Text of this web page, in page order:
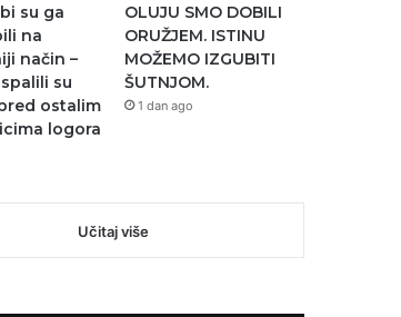
su ga
na
način –
su
ostalim
logora
OLUJU SMO DOBILI
ORUŽJEM. ISTINU
MOŽEMO IZGUBITI
ŠUTNJOM.
1 dan ago
Učitaj više